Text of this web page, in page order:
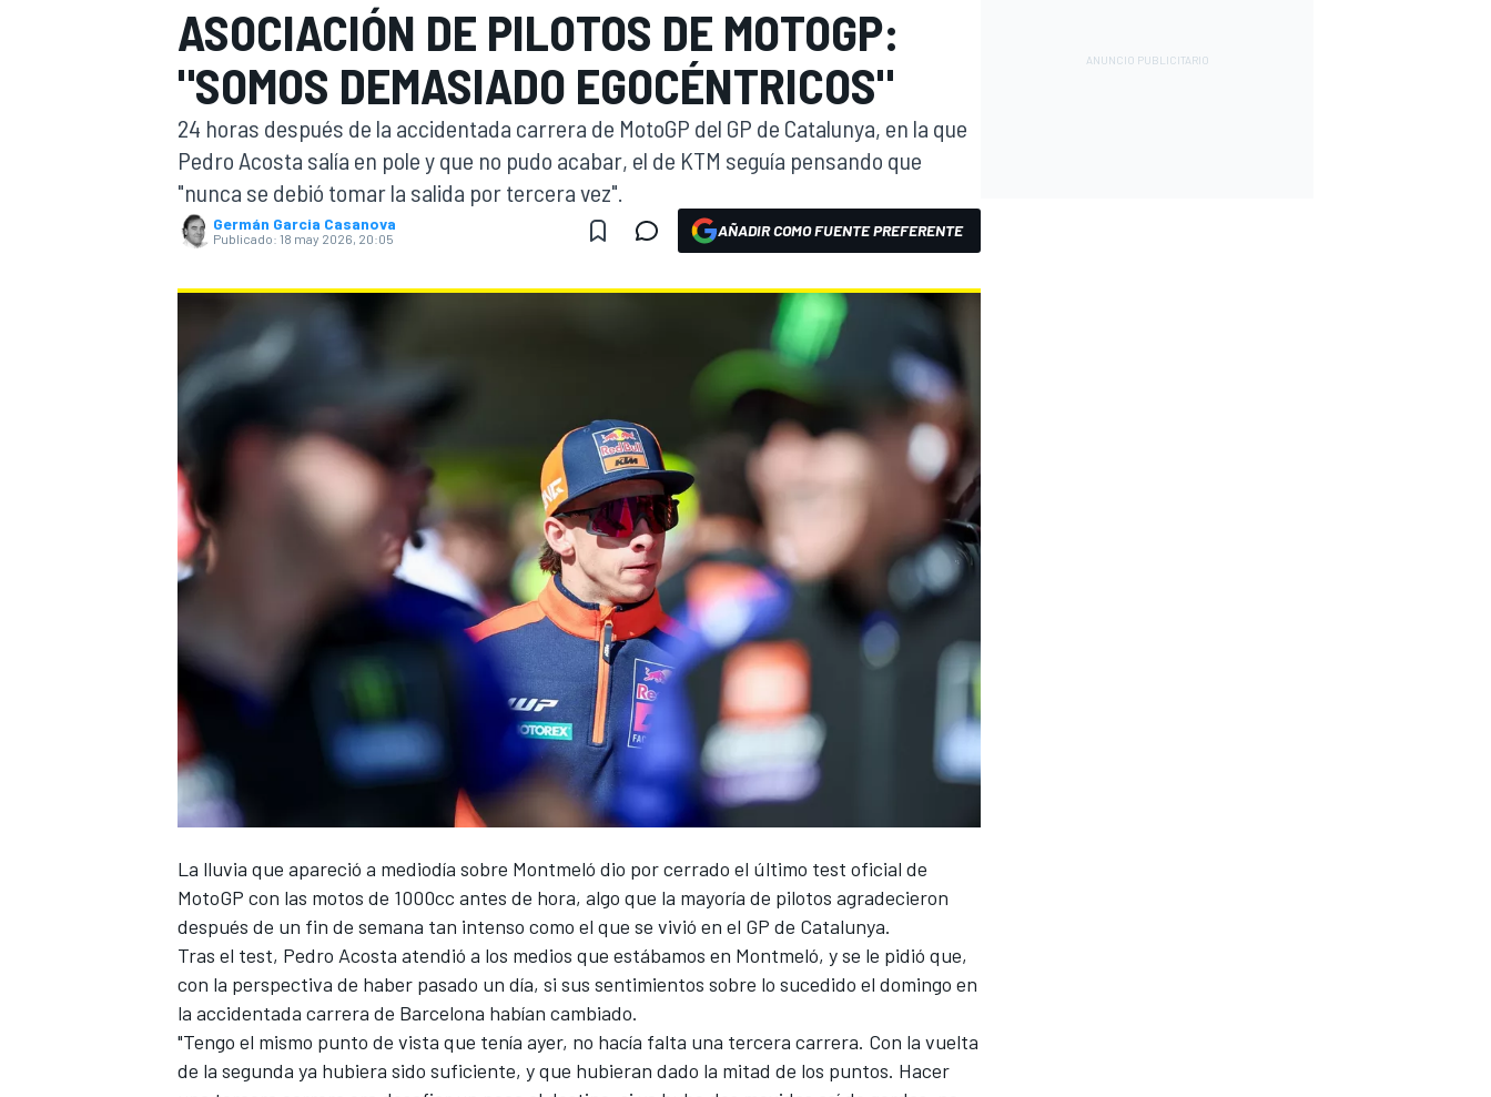
FÓRMULA E MOTO
NASCARINDYCARSPORTSCARRALLY
MÁS
ASOCIACIÓN DE PILOTOS DE MOTOGP:
"SOMOS DEMASIADO EGOCÉNTRICOS"
24 horas después de la accidentada carrera de MotoGP del GP de Catalunya, en la que
Pedro Acosta salía en pole y que no pudo acabar, el de KTM seguía pensando que
"nunca se debió tomar la salida por tercera vez".
Germán Garcia Casanova
Publicado: 18 may 2026, 20:05 AÑADIR COMO FUENTE PREFERENTE
La lluvia que apareció a mediodía sobre Montmeló dio por cerrado el último test oficial de
MotoGP con las motos de 1000cc antes de hora, algo que la mayoría de pilotos agradecieron
después de un fin de semana tan intenso como el que se vivió en el GP de Catalunya.
Tras el test, Pedro Acosta atendió a los medios que estábamos en Montmeló, y se le pidió que,
con la perspectiva de haber pasado un día, si sus sentimientos sobre lo sucedido el domingo en
la accidentada carrera de Barcelona habían cambiado.
"Tengo el mismo punto de vista que tenía ayer, no hacía falta una tercera carrera. Con la vuelta
de la segunda ya hubiera sido suficiente, y que hubieran dado la mitad de los puntos. Hacer